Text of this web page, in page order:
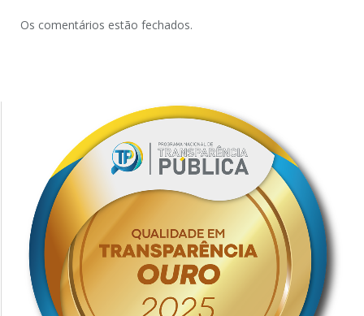
Os comentários estão fechados.